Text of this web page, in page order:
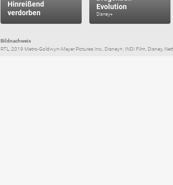
Hinreißend
verdorben
Evolution
Disney+
Bildnachweis
RTL, 2019 Metro-Goldwyn-Mayer Pictures Inc., Disney+, INDI Film, Disney,